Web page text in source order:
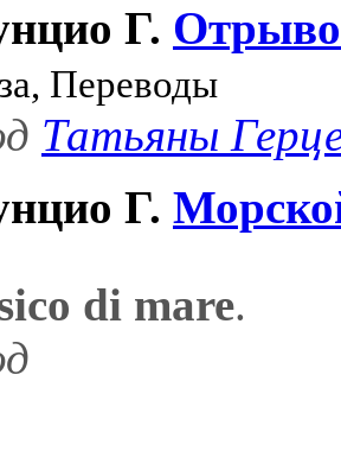
Г.
Переводы
Татьяны
Г.
di mare.